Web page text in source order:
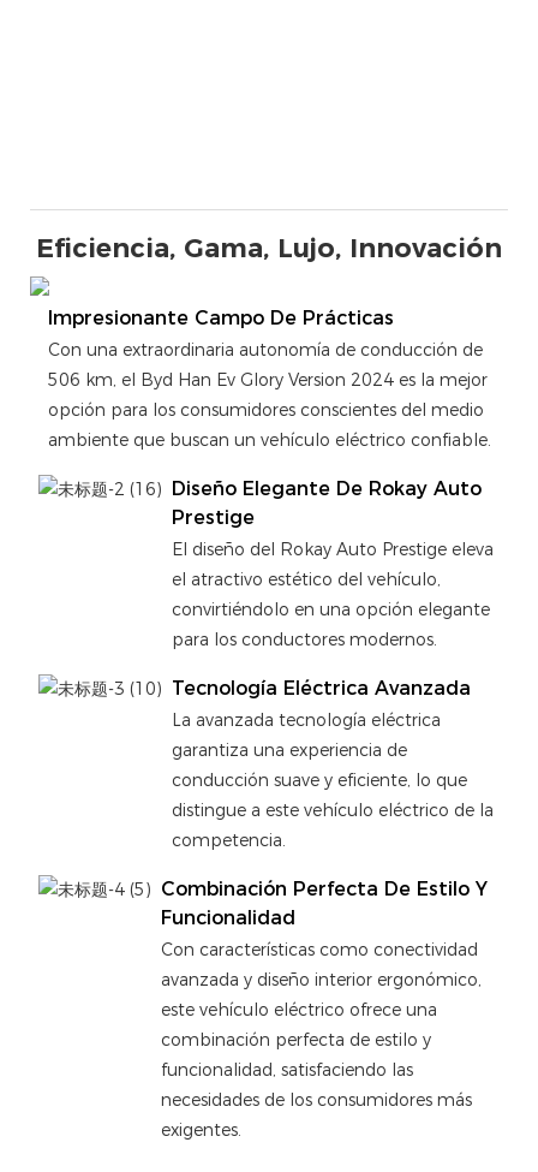
Eficiencia, Gama, Lujo, Innovación
Impresionante Campo De Prácticas
Con una extraordinaria autonomía de conducción de
506 km, el Byd Han Ev Glory Version 2024 es la mejor
opción para los consumidores conscientes del medio
ambiente que buscan un vehículo eléctrico confiable.
Diseño Elegante De Rokay Auto
Prestige
El diseño del Rokay Auto Prestige eleva
el atractivo estético del vehículo,
convirtiéndolo en una opción elegante
para los conductores modernos.
Tecnología Eléctrica Avanzada
La avanzada tecnología eléctrica
garantiza una experiencia de
conducción suave y eficiente, lo que
distingue a este vehículo eléctrico de la
competencia.
Combinación Perfecta De Estilo Y
Funcionalidad
Con características como conectividad
avanzada y diseño interior ergonómico,
este vehículo eléctrico ofrece una
combinación perfecta de estilo y
funcionalidad, satisfaciendo las
necesidades de los consumidores más
exigentes.